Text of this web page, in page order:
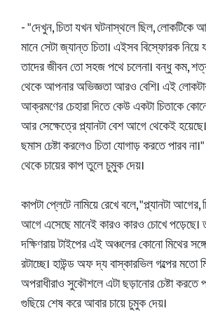
- "দেখুন, চিতা যখন ঘটনাস্থলে ছিল, লোকটিকে
মানে সেটা জ্যান্ত চিতা। এইসব বিস্ফোরক নিয়ে
তাদের জীবন তো সহজ পথে চলেনা। বন্ধু কম,
থেকে আপনার অভিজ্ঞতা আরও বেশি। এই
আক্রমণের চেহারা দিতে কেউ একটা চিতাকে
আর সেক্ষেত্রে প্ল্যানটা বেশ আগে থেকেই
ছমাস চেষ্টা করলেও চিতা যোগাড় করতে পারব না।"
থেকে চায়ের কাপ তুলে চুমুক দেয়।
কাপটা প্লেটে নামিয়ে রেখে বলে, "প্ল্যানটা
আগে এসেছে মানেই কারও কারও চোখে পড়েছে।
দক্ষিণরায় টাইপের এই অঞ্চলের কোনো মিথের
রটাচ্ছে। হাউন্ড অফ দ্য বাস্কারভিল গল্পের মতো
অপরাধীরাও সুকৌশলে এটা ছড়ানোর চেষ্টা
গুছিয়ে শেষ করে আবার চায়ে চুমুক দেয়।